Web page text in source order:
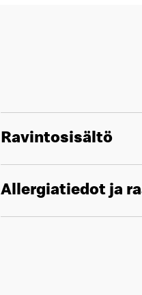
Ravintosisältö
Allergiatiedot ja